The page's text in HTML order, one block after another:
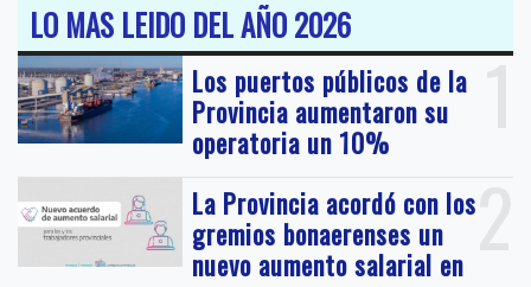
LO MAS LEIDO DEL AÑO 2026
1
Los puertos públicos de la
Provincia aumentaron su
operatoria un 10%
2
La Provincia acordó con los
gremios bonaerenses un
nuevo aumento salarial en